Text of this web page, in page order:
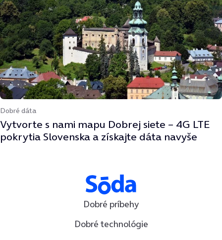
Dobré dáta
Vytvorte s nami mapu Dobrej siete – 4G LTE
pokrytia Slovenska a získajte dáta navyše
Dobré príbehy
Dobré technológie